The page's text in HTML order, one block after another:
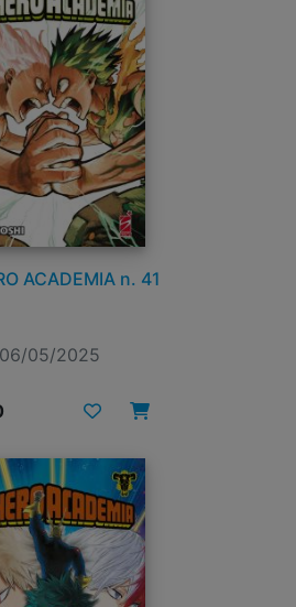
ACADEMIA n. 41
06/05/2025